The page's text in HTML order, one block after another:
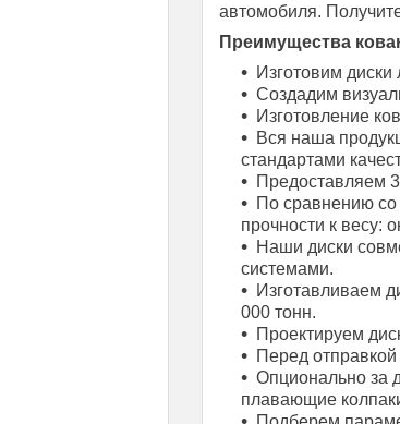
автомобиля.
Преимущества
Изготовим
Создадим
Изготовление
Вся наша
стандартами
Предоставляем
По сравнению
прочности к весу:
Наши диски
системами.
Изготавливаем
000 тонн.
Проектируем
Перед
Опционально за
плавающие